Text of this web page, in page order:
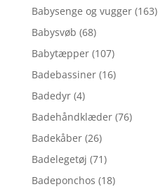
Babysenge og vugger (163)
Babysvøb (68)
Babytæpper (107)
Badebassiner (16)
Badedyr (4)
Badehåndklæder (76)
Badekåber (26)
Badelegetøj (71)
Badeponchos (18)